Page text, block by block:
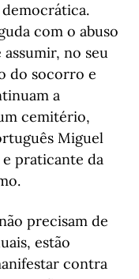
com o abuso
no seu
do socorro e
a
cemitério,
Miguel
praticante da
precisam de
estão
contra